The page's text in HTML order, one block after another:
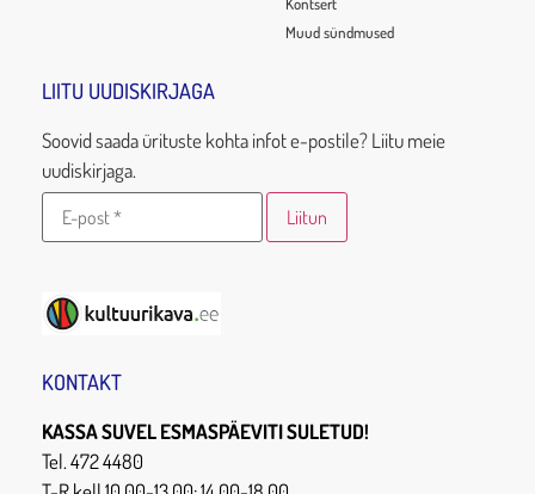
Muud sündmused
LIITU UUDISKIRJAGA
Soovid saada ürituste kohta infot e-postile? Liitu meie
uudiskirjaga.
KONTAKT
KASSA SUVEL ESMASPÄEVITI SULETUD!
Tel. 472 4480